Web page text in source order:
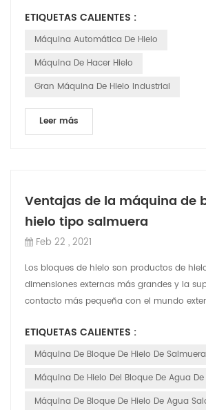
ETIQUETAS CALIENTES :
Máquina Automática De Hielo
Máquina De Hacer Hielo
Gran Máquina De Hielo Industrial
Leer más
Ventajas de la máquina de
hielo tipo salmuera
Feb 22 , 2021
Los bloques de hielo son productos de
dimensiones externas más grandes y la
contacto más pequeña con el mundo
ETIQUETAS CALIENTES :
Máquina De Bloque De Hielo De Salmuera
Máquina De Hielo Del Bloque De Agua
Máquina De Bloque De Hielo De Agua